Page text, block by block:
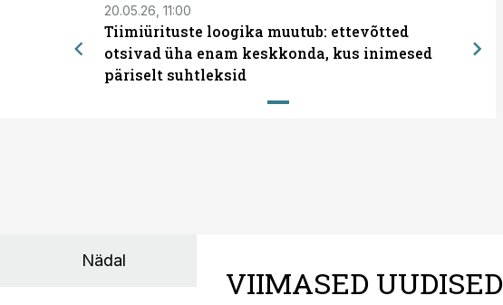
20.05.26, 11:00
Tiimiürituste loogika muutub: ettevõtted
otsivad üha enam keskkonda, kus inimesed
päriselt suhtleksid
Nädal
VIIMASED UUDISED